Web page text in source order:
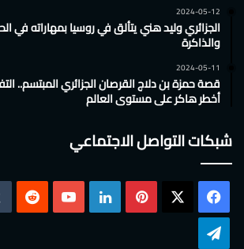
2024-05-12
الجزائري وليد هني يتألق في روسيا بمهاراته في
والذاكرة
2024-05-11
قصة حمزة بن دلاج القرصان الجزائري المبتسم..
أخطر هاكر على مستوى العالم
شبكات التواصل الاجتماعي
فيسبوك بينتيريست لينكدإن ‫YouTube